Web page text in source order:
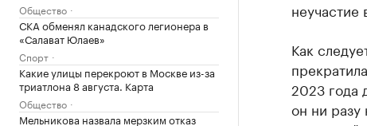
Общество
СКА обменял канадского легионера в
«Салават Юлаев»
Спорт
Какие улицы перекроют в Москве из-за
триатлона 8 августа. Карта
Общество
Мельникова назвала мерзким отказ
неучастие
Как
2023 года
он ни разу